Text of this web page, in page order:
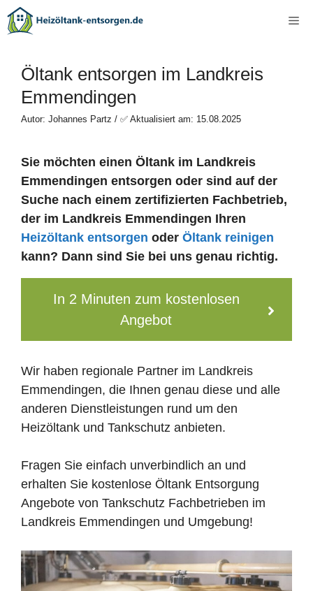
Zum
Inhalt
Öltank entsorgen im Landkreis
Emmendingen
Autor: Johannes Partz / ✅ Aktualisiert am: 15.08.2025
Sie möchten einen Öltank im Landkreis
Emmendingen entsorgen oder sind auf der
Suche nach einem zertifizierten Fachbetrieb,
der im Landkreis Emmendingen Ihren
Heizöltank entsorgen oder Öltank reinigen
kann? Dann sind Sie bei uns genau richtig.
In 2 Minuten zum kostenlosen
Angebot
Wir haben regionale Partner im Landkreis
Emmendingen, die Ihnen genau diese und alle
anderen Dienstleistungen rund um den
Heizöltank und Tankschutz anbieten.
Fragen Sie einfach unverbindlich an und
erhalten Sie kostenlose Öltank Entsorgung
Angebote von Tankschutz Fachbetrieben im
Landkreis Emmendingen und Umgebung!